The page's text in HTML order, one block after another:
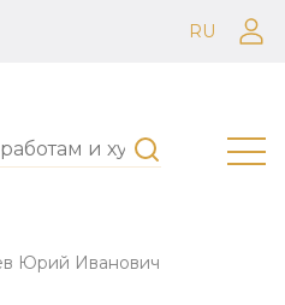
RU
Юрий Иванович